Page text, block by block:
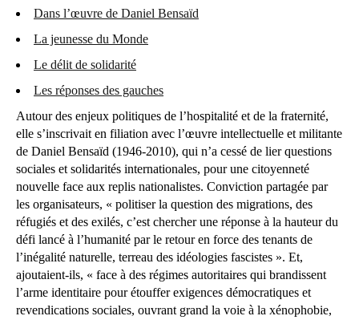
Dans l’œuvre de Daniel Bensaïd
La jeunesse du Monde
Le délit de solidarité
Les réponses des gauches
Autour des enjeux politiques de l’hospitalité et de la fraternité,
elle s’inscrivait en filiation avec l’œuvre intellectuelle et militante
de Daniel Bensaïd (1946-2010), qui n’a cessé de lier questions
sociales et solidarités internationales, pour une citoyenneté
nouvelle face aux replis nationalistes. Conviction partagée par
les organisateurs, « politiser la question des migrations, des
réfugiés et des exilés, c’est chercher une réponse à la hauteur du
défi lancé à l’humanité par le retour en force des tenants de
l’inégalité naturelle, terreau des idéologies fascistes ». Et,
ajoutaient-ils, « face à des régimes autoritaires qui brandissent
l’arme identitaire pour étouffer exigences démocratiques et
revendications sociales, ouvrant grand la voie à la xénophobie,